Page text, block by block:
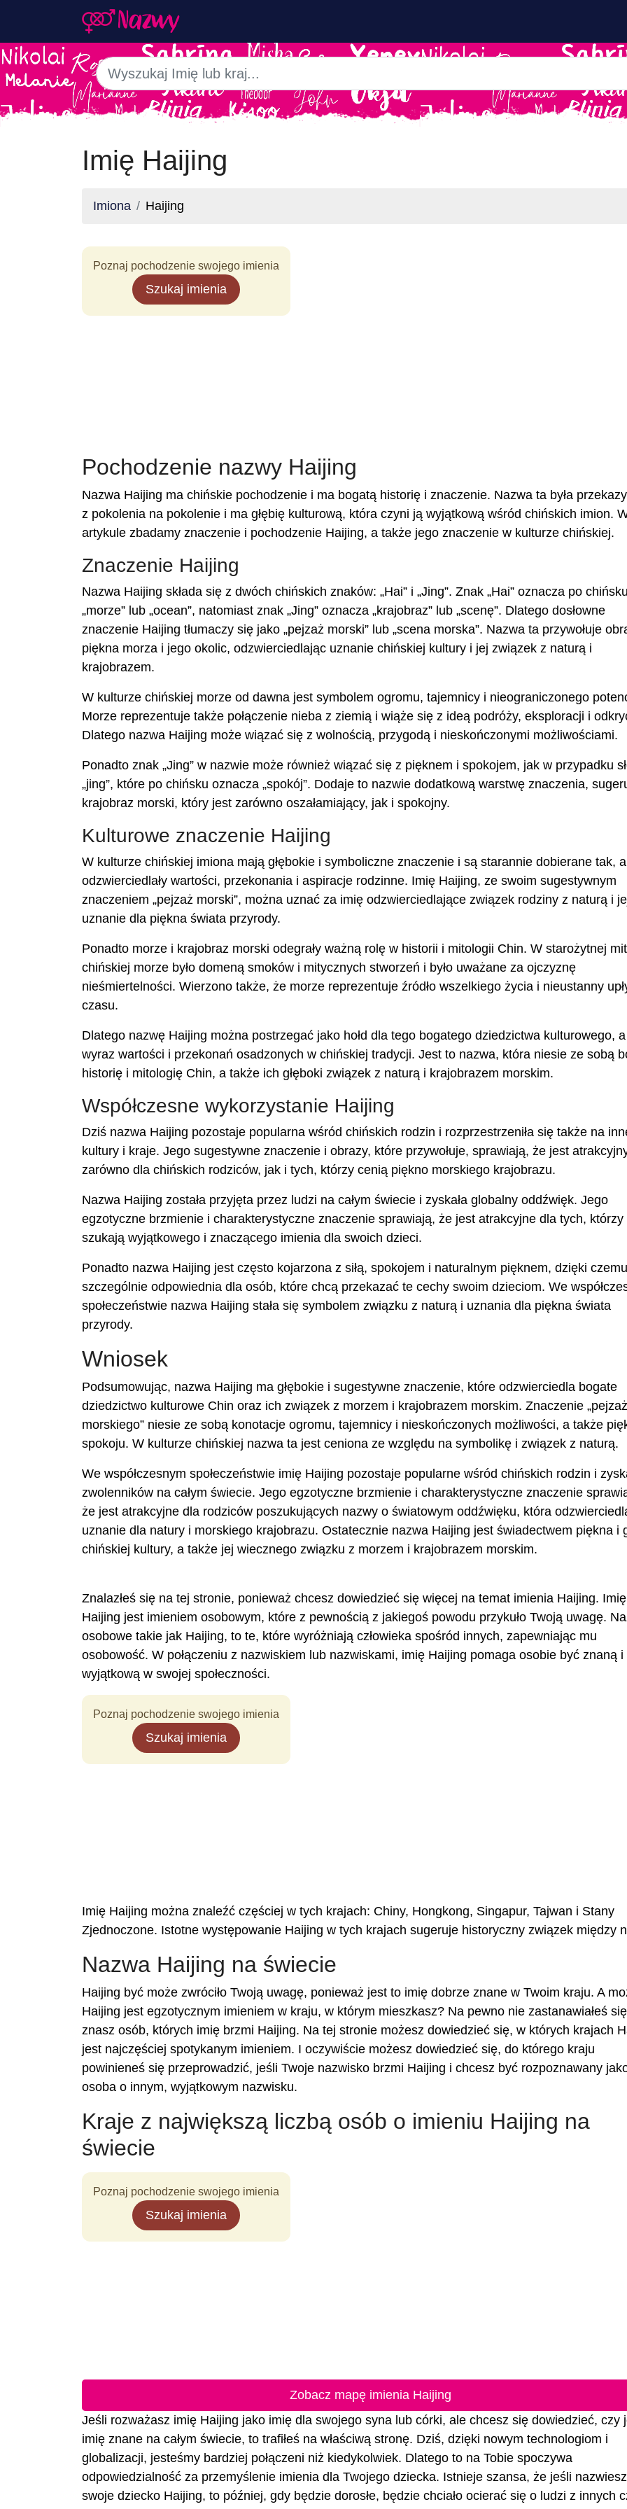
Imię Haijing
Imiona Haijing
Poznaj pochodzenie swojego imienia
Szukaj imienia
Pochodzenie nazwy Haijing
Nazwa Haijing ma chińskie pochodzenie i ma bogatą historię i znaczenie. Nazwa ta była
z pokolenia na pokolenie i ma głębię kulturową, która czyni ją wyjątkową wśród chińskich imion.
artykule zbadamy znaczenie i pochodzenie Haijing, a także jego znaczenie w kulturze chińskiej.
Znaczenie Haijing
Nazwa Haijing składa się z dwóch chińskich znaków: „Hai” i „Jing”. Znak „Hai” oznacza po
„morze” lub „ocean”, natomiast znak „Jing” oznacza „krajobraz” lub „scenę”. Dlatego dosłowne
znaczenie Haijing tłumaczy się jako „pejzaż morski” lub „scena morska”. Nazwa ta przywołuje
piękna morza i jego okolic, odzwierciedlając uznanie chińskiej kultury i jej związek z naturą i
krajobrazem.
W kulturze chińskiej morze od dawna jest symbolem ogromu, tajemnicy i nieograniczonego
Morze reprezentuje także połączenie nieba z ziemią i wiąże się z ideą podróży, eksploracji i
Dlatego nazwa Haijing może wiązać się z wolnością, przygodą i nieskończonymi możliwościami.
Ponadto znak „Jing” w nazwie może również wiązać się z pięknem i spokojem, jak w przypadku
„jing”, które po chińsku oznacza „spokój”. Dodaje to nazwie dodatkową warstwę znaczenia,
krajobraz morski, który jest zarówno oszałamiający, jak i spokojny.
Kulturowe znaczenie Haijing
W kulturze chińskiej imiona mają głębokie i symboliczne znaczenie i są starannie dobierane tak,
odzwierciedlały wartości, przekonania i aspiracje rodzinne. Imię Haijing, ze swoim sugestywnym
znaczeniem „pejzaż morski”, można uznać za imię odzwierciedlające związek rodziny z naturą i
uznanie dla piękna świata przyrody.
Ponadto morze i krajobraz morski odegrały ważną rolę w historii i mitologii Chin. W starożytnej
chińskiej morze było domeną smoków i mitycznych stworzeń i było uważane za ojczyznę
nieśmiertelności. Wierzono także, że morze reprezentuje źródło wszelkiego życia i nieustanny
czasu.
Dlatego nazwę Haijing można postrzegać jako hołd dla tego bogatego dziedzictwa kulturowego,
wyraz wartości i przekonań osadzonych w chińskiej tradycji. Jest to nazwa, która niesie ze sobą
historię i mitologię Chin, a także ich głęboki związek z naturą i krajobrazem morskim.
Współczesne wykorzystanie Haijing
Dziś nazwa Haijing pozostaje popularna wśród chińskich rodzin i rozprzestrzeniła się także na
kultury i kraje. Jego sugestywne znaczenie i obrazy, które przywołuje, sprawiają, że jest
zarówno dla chińskich rodziców, jak i tych, którzy cenią piękno morskiego krajobrazu.
Nazwa Haijing została przyjęta przez ludzi na całym świecie i zyskała globalny oddźwięk. Jego
egzotyczne brzmienie i charakterystyczne znaczenie sprawiają, że jest atrakcyjne dla tych, którzy
szukają wyjątkowego i znaczącego imienia dla swoich dzieci.
Ponadto nazwa Haijing jest często kojarzona z siłą, spokojem i naturalnym pięknem, dzięki
szczególnie odpowiednia dla osób, które chcą przekazać te cechy swoim dzieciom. We
społeczeństwie nazwa Haijing stała się symbolem związku z naturą i uznania dla piękna świata
przyrody.
Wniosek
Podsumowując, nazwa Haijing ma głębokie i sugestywne znaczenie, które odzwierciedla bogate
dziedzictwo kulturowe Chin oraz ich związek z morzem i krajobrazem morskim. Znaczenie
morskiego” niesie ze sobą konotacje ogromu, tajemnicy i nieskończonych możliwości, a także
spokoju. W kulturze chińskiej nazwa ta jest ceniona ze względu na symbolikę i związek z naturą.
We współczesnym społeczeństwie imię Haijing pozostaje popularne wśród chińskich rodzin i
zwolenników na całym świecie. Jego egzotyczne brzmienie i charakterystyczne znaczenie
że jest atrakcyjne dla rodziców poszukujących nazwy o światowym oddźwięku, która
uznanie dla natury i morskiego krajobrazu. Ostatecznie nazwa Haijing jest świadectwem piękna i
chińskiej kultury, a także jej wiecznego związku z morzem i krajobrazem morskim.
Znalazłeś się na tej stronie, ponieważ chcesz dowiedzieć się więcej na temat imienia Haijing. Imię
Haijing jest imieniem osobowym, które z pewnością z jakiegoś powodu przykuło Twoją uwagę.
osobowe takie jak Haijing, to te, które wyróżniają człowieka spośród innych, zapewniając mu
osobowość. W połączeniu z nazwiskiem lub nazwiskami, imię Haijing pomaga osobie być znaną i
wyjątkową w swojej społeczności.
Poznaj pochodzenie swojego imienia
Szukaj imienia
Imię Haijing można znaleźć częściej w tych krajach: Chiny, Hongkong, Singapur, Tajwan i Stany
Zjednoczone. Istotne występowanie Haijing w tych krajach sugeruje historyczny związek między
Nazwa Haijing na świecie
Haijing być może zwróciło Twoją uwagę, ponieważ jest to imię dobrze znane w Twoim kraju. A
Haijing jest egzotycznym imieniem w kraju, w którym mieszkasz? Na pewno nie zastanawiałeś
znasz osób, których imię brzmi Haijing. Na tej stronie możesz dowiedzieć się, w których krajach
jest najczęściej spotykanym imieniem. I oczywiście możesz dowiedzieć się, do którego kraju
powinieneś się przeprowadzić, jeśli Twoje nazwisko brzmi Haijing i chcesz być rozpoznawany
osoba o innym, wyjątkowym nazwisku.
Kraje z największą liczbą osób o imieniu Haijing na
świecie
Poznaj pochodzenie swojego imienia
Szukaj imienia
Zobacz mapę imienia Haijing
Jeśli rozważasz imię Haijing jako imię dla swojego syna lub córki, ale chcesz się dowiedzieć, czy
imię znane na całym świecie, to trafiłeś na właściwą stronę. Dziś, dzięki nowym technologiom i
globalizacji, jesteśmy bardziej połączeni niż kiedykolwiek. Dlatego to na Tobie spoczywa
odpowiedzialność za przemyślenie imienia dla Twojego dziecka. Istnieje szansa, że jeśli nazwiesz
swoje dziecko Haijing, to później, gdy będzie dorosłe, będzie chciało ocierać się o ludzi z innych